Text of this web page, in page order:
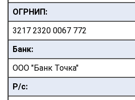
ОГРНИП:
3217 2320 0067 772
Банк:
ООО "Банк Точка"
Р/с: